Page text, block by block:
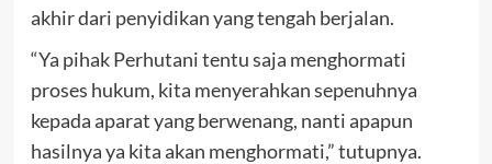
akhir dari penyidikan yang tengah berjalan.
“Ya pihak Perhutani tentu saja menghormati
proses hukum, kita menyerahkan sepenuhnya
kepada aparat yang berwenang, nanti apapun
hasilnya ya kita akan menghormati,” tutupnya.